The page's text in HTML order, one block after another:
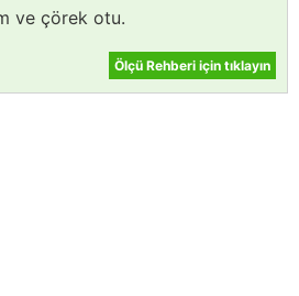
ve çörek otu.
Ölçü Rehberi için tıklayın